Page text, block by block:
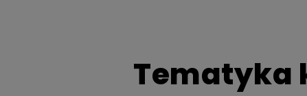
Tematyka